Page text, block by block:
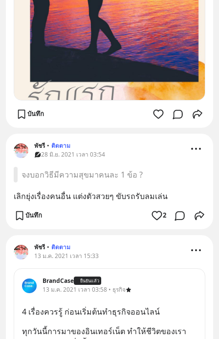
บันทึก
พัชรี • ติดตาม
28 มิ.ย. 2021 เวลา 03:54
จงบอกวิธีมีความสุขมาคนละ 1 ข้อ ?
เลิกยุ่งเรื่องคนอื่น แต่งตัวสวยๆ ขับรถรับลมเล่น
บันทึก 2
พัชรี • ติดตาม
13 ม.ค. 2021 เวลา 15:33
BrandCase ยืนยันแล้ว
13 ม.ค. 2021 เวลา 03:58 • ธุรกิจ
4 เรื่องควรรู้ ก่อนเริ่มต้นทำธุรกิจออนไลน์
ทุกวันนี้การมาของอินเทอร์เน็ต ทำให้ชีวิตของเรา